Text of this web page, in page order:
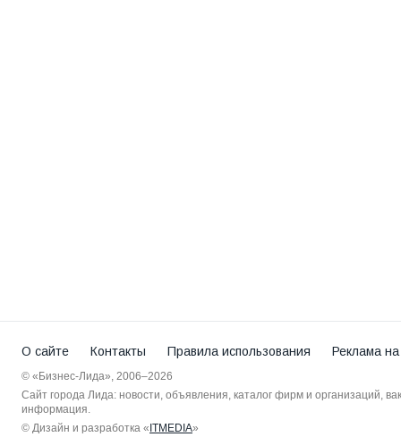
О сайте Контакты Правила использования Реклама
© «Бизнес-Лида», 2006–2026
Сайт города Лида: новости, объявления, каталог фирм и организаций,
информация.
© Дизайн и разработка « ITMEDIA»